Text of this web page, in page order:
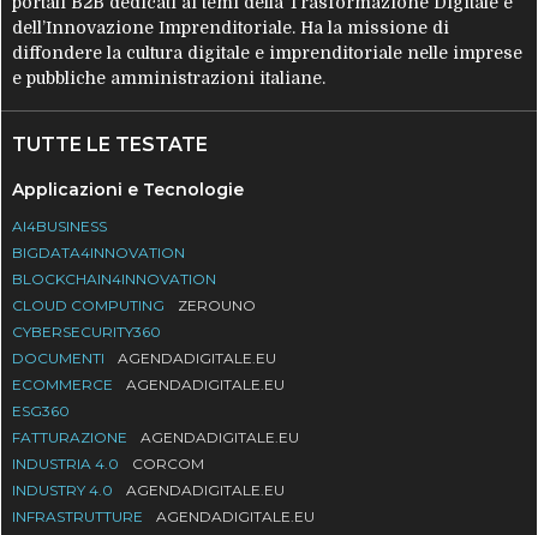
dell’Innovazione Imprenditoriale. Ha la missione di
diffondere la cultura digitale e imprenditoriale nelle imprese
e pubbliche amministrazioni italiane.
TUTTE LE TESTATE
Applicazioni e Tecnologie
AI4BUSINESS
BIGDATA4INNOVATION
BLOCKCHAIN4INNOVATION
CLOUD COMPUTING
ZEROUNO
CYBERSECURITY360
DOCUMENTI
AGENDADIGITALE.EU
ECOMMERCE
AGENDADIGITALE.EU
ESG360
FATTURAZIONE
AGENDADIGITALE.EU
INDUSTRIA 4.0
CORCOM
INDUSTRY 4.0
AGENDADIGITALE.EU
INFRASTRUTTURE
AGENDADIGITALE.EU